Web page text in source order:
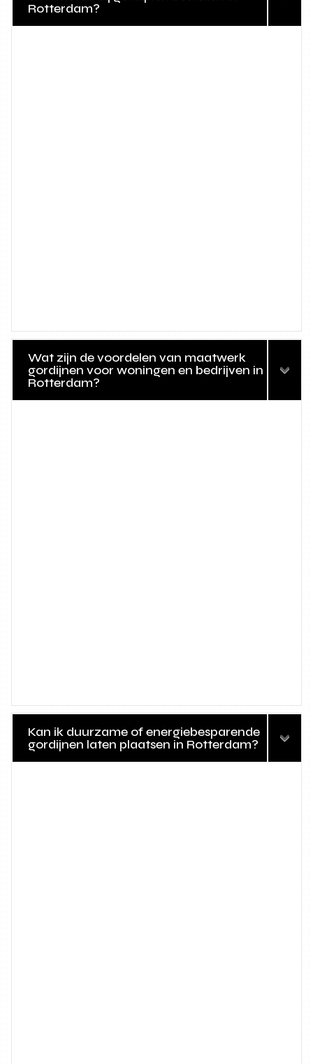
Rotterdam?
Wat zijn de voordelen van maatwerk
gordijnen voor woningen en bedrijven in
Rotterdam?
Kan ik duurzame of energiebesparende
gordijnen laten plaatsen in Rotterdam?